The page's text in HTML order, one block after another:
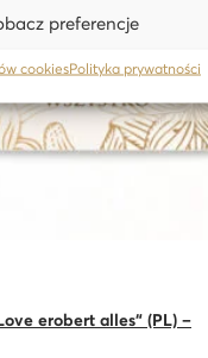
preferencje
cookiesPolityka prywatności
erobert alles“ (PL) –